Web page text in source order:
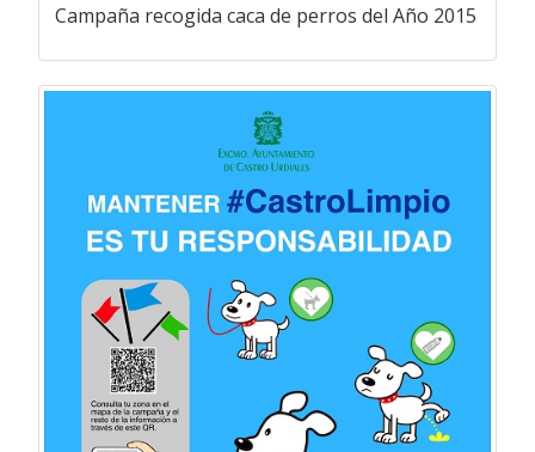
Campaña recogida caca de perros del Año 2015